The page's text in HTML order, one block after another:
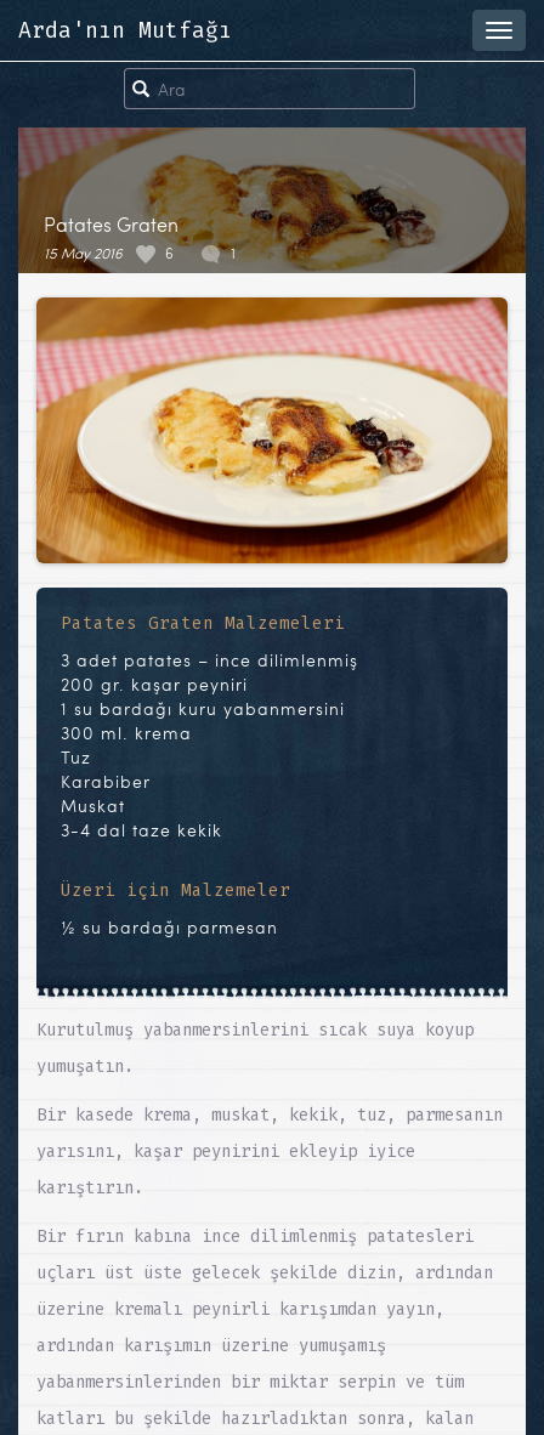
Arda'nın Mutfağı
Patates Graten
15 May 2016 6 1
Patates Graten Malzemeleri
3 adet patates – ince dilimlenmiş
200 gr. kaşar peyniri
1 su bardağı kuru yabanmersini
300 ml. krema
Tuz
Karabiber
Muskat
3-4 dal taze kekik
Üzeri için Malzemeler
½ su bardağı parmesan
Kurutulmuş yabanmersinlerini sıcak suya koyup
yumuşatın.
Bir kasede krema, muskat, kekik, tuz, parmesanın
yarısını, kaşar peynirini ekleyip iyice
karıştırın.
Bir fırın kabına ince dilimlenmiş patatesleri
uçları üst üste gelecek şekilde dizin, ardından
üzerine kremalı peynirli karışımdan yayın,
ardından karışımın üzerine yumuşamış
yabanmersinlerinden bir miktar serpin ve tüm
katları bu şekilde hazırladıktan sonra, kalan